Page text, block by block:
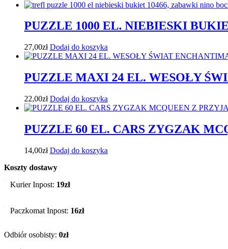
PUZZLE 1000 EL. NIEBIESKI
27,00zł Dodaj do koszyka
PUZZLE MAXI 24 EL. WESOŁY
22,00zł Dodaj do koszyka
PUZZLE 60 EL. CARS ZYGZAK
14,00zł Dodaj do koszyka
Koszty dostawy
Kurier Inpost: 19zł
Paczkomat Inpost: 16zł
Odbiór osobisty: 0zł